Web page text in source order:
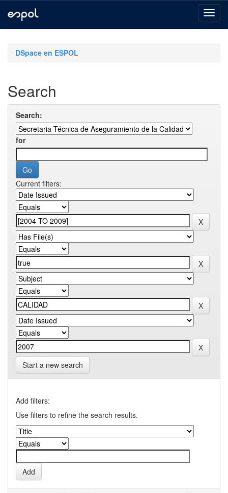
navigationDSpace en ESPOL
Search
Search:
for
Current filters:
Start a new search
Add filters:
Use filters to refine the search results.